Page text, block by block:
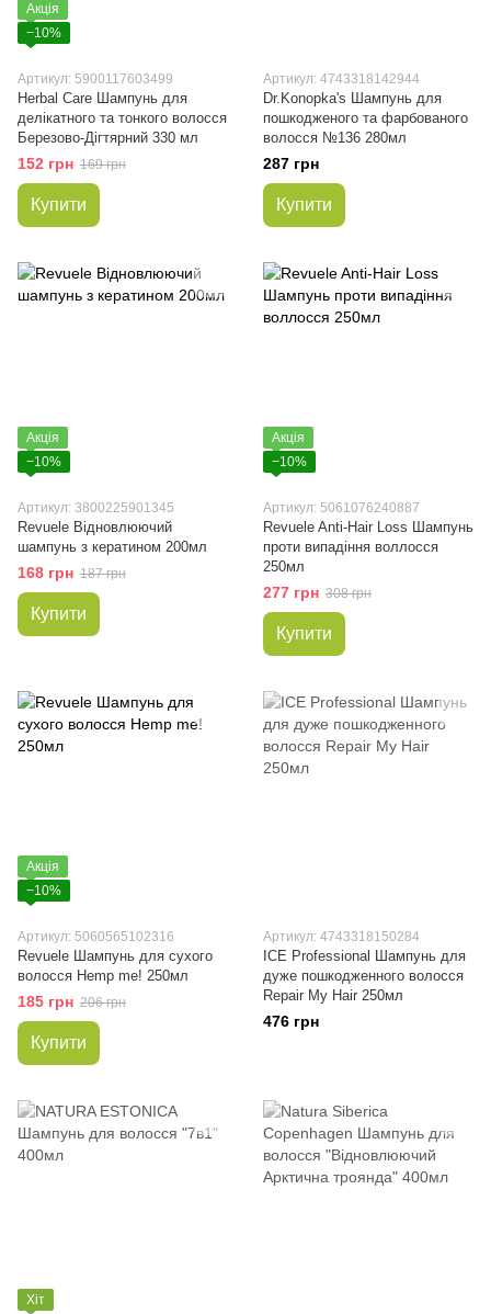
Акція
−10%
Артикул: 5900117603499
Herbal Care Шампунь для
делікатного та тонкого волосся
Березово-Дігтярний 330 мл
152 грн 169 грн
Купити
Артикул: 4743318142944
Dr.Konopka's Шампунь для
пошкодженого та фарбованого
волосся №136 280мл
287 грн
Купити
Акція
−10%
Артикул: 3800225901345
Revuele Відновлюючий
шампунь з кератином 200мл
168 грн 187 грн
Купити
Акція
−10%
Артикул: 5061076240887
Revuele Anti-Hair Loss Шампунь
проти випадіння воллосся
250мл
277 грн 308 грн
Купити
Акція
−10%
Артикул: 5060565102316
Revuele Шампунь для сухого
волосся Hemp me! 250мл
185 грн 206 грн
Купити
Артикул: 4743318150284
ICE Professional Шампунь для
дуже пошкодженного волосся
Repair My Hair 250мл
476 грн
Хіт